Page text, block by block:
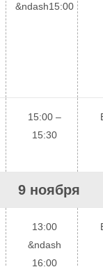
&ndash15:00
15:00 –
15:30
9 ноября
13:00
&ndash
16:00